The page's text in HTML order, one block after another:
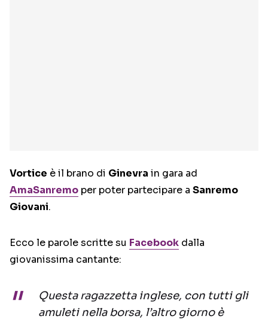
Vortice è il brano di Ginevra in gara ad
AmaSanremo per poter partecipare a Sanremo
Giovani.
Ecco le parole scritte su Facebook dalla
giovanissima cantante:
Questa ragazzetta inglese, con tutti gli
amuleti nella borsa, l’altro giorno è